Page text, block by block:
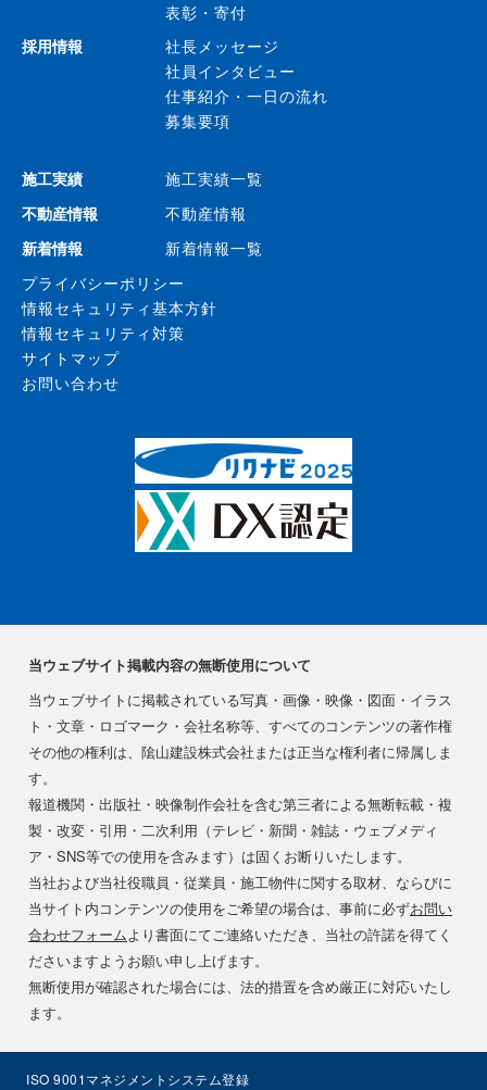
表彰・寄付
採用情報
社長メッセージ
社員インタビュー
仕事紹介・一日の流れ
募集要項
施工実績
施工実績一覧
不動産情報
不動産情報
新着情報
新着情報一覧
プライバシーポリシー
情報セキュリティ基本方針
情報セキュリティ対策
サイトマップ
お問い合わせ
当ウェブサイト掲載内容の無断使用について
当ウェブサイトに掲載されている写真・画像・映像・図面・イラス
ト・文章・ロゴマーク・会社名称等、すべてのコンテンツの著作権
その他の権利は、隂山建設株式会社または正当な権利者に帰属しま
す。
報道機関・出版社・映像制作会社を含む第三者による無断転載・複
製・改変・引用・二次利用（テレビ・新聞・雑誌・ウェブメディ
ア・SNS等での使用を含みます）は固くお断りいたします。
当社および当社役職員・従業員・施工物件に関する取材、ならびに
当サイト内コンテンツの使用をご希望の場合は、事前に必ずお問い
合わせフォームより書面にてご連絡いただき、当社の許諾を得てく
ださいますようお願い申し上げます。
無断使用が確認された場合には、法的措置を含め厳正に対応いたし
ます。
ISO 9001マネジメントシステム登録